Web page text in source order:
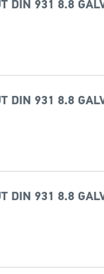
DIN 931 8.8
DIN 931 8.8
DIN 931 8.8